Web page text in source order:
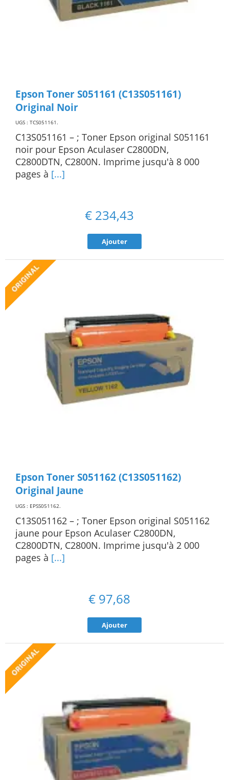
Epson Toner S051161 (C13S051161)
Original Noir
UGS : TCS051161.
C13S051161 – ; Toner Epson original S051161
noir pour Epson Aculaser C2800DN,
C2800DTN, C2800N. Imprime jusqu'à 8 000
pages à [...]
€ 234,43
Ajouter
Epson Toner S051162 (C13S051162)
Original Jaune
UGS : EPSS051162.
C13S051162 – ; Toner Epson original S051162
jaune pour Epson Aculaser C2800DN,
C2800DTN, C2800N. Imprime jusqu'à 2 000
pages à [...]
€ 97,68
Ajouter